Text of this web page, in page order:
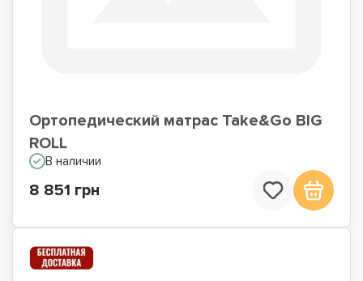
Ортопедический матрас Take&Go BIG
ROLL
В наличии
8 851 грн